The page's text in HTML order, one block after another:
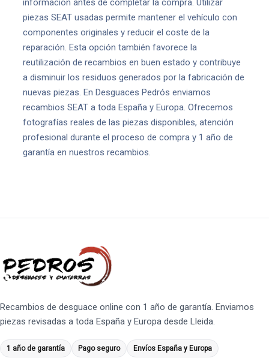
información antes de completar la compra. Utilizar
piezas SEAT usadas permite mantener el vehículo con
componentes originales y reducir el coste de la
reparación. Esta opción también favorece la
reutilización de recambios en buen estado y contribuye
a disminuir los residuos generados por la fabricación de
nuevas piezas. En Desguaces Pedrós enviamos
recambios SEAT a toda España y Europa. Ofrecemos
fotografías reales de las piezas disponibles, atención
profesional durante el proceso de compra y 1 año de
garantía en nuestros recambios.
Recambios de desguace online con 1 año de garantía. Enviamos
piezas revisadas a toda España y Europa desde Lleida.
1 año de garantía Pago seguro Envíos España y Europa